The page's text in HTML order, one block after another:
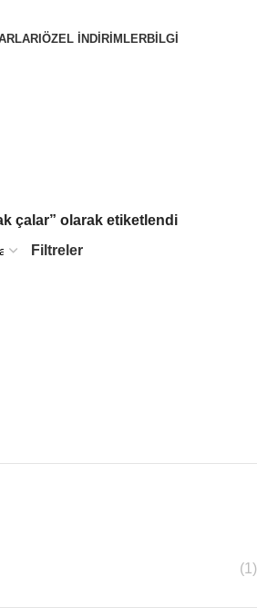
ÖZEL İNDIRIMLERBİLGİ
çalar” olarak etiketlendi
Filtreler
(1)